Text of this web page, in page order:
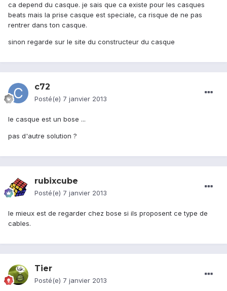
ca depend du casque. je sais que ca existe pour les casques
beats mais la prise casque est speciale, ca risque de ne pas
rentrer dans ton casque.
sinon regarde sur le site du constructeur du casque
c72
Posté(e) 7 janvier 2013
le casque est un bose ...
pas d'autre solution ?
rubixcube
Posté(e) 7 janvier 2013
le mieux est de regarder chez bose si ils proposent ce type de
cables.
Tier
Posté(e) 7 janvier 2013